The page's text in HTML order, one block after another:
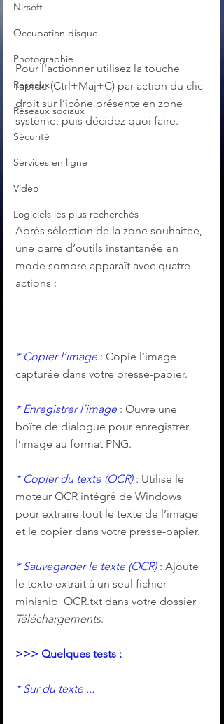
Nirsoft
Occupation disque
Photographie
Réseaux
Réseaux sociaux
Sécurité
Services en ligne
Video
Logiciels les plus recherchés
Pour l'actionner utilisez la touche
rapide (Ctrl+Maj+C) par action du clic
droit sur l’icône présente en zone
système, puis décidez quoi faire.
Après sélection de la zone souhaitée,
une barre d’outils instantanée en
mode sombre apparaît avec quatre
actions :
* Copier l’image : Copie l’image
capturée dans votre presse-papier.
* Enregistrer l’image : Ouvre une
boîte de dialogue pour enregistrer
l’image au format PNG.
* Copier du texte (OCR) : Utilise le
moteur OCR intégré de Windows
pour extraire tout le texte de l’image
et le copier dans votre presse-papier.
* Sauvegarder le texte (OCR) : Ajoute
le texte extrait à un seul fichier
minisnip_OCR.txt dans votre dossier
Téléchargements.
>>> Quelques tests :
* Sur du texte ...